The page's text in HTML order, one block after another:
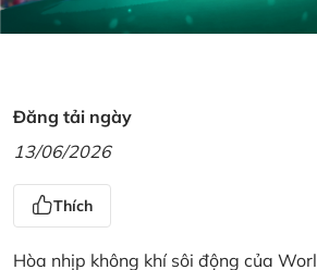
Đăng tải ngày
13/06/2026
Thích
Hòa nhịp không khí sôi động của